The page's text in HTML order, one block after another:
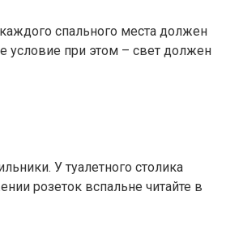
спального места должен
условие при этом – свет должен
У туалетного столика
розеток вспальне читайте в